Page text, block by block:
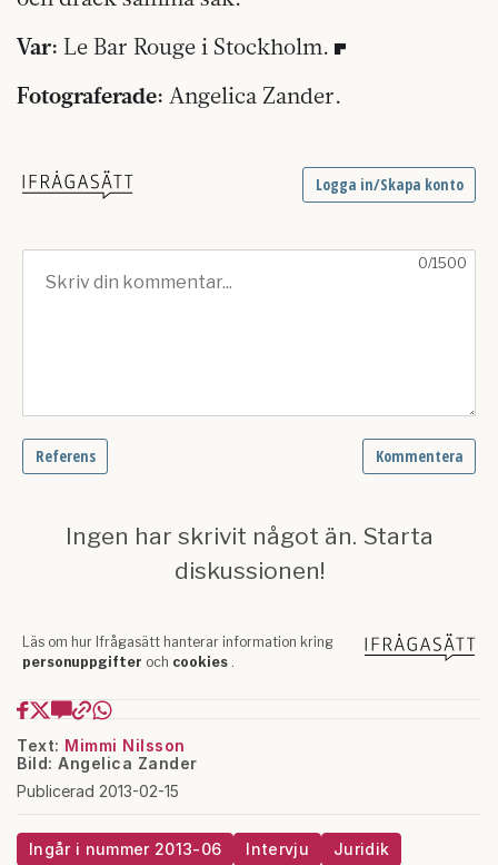
Var: Le Bar Rouge i Stockholm.
Fotograferade: Angelica Zander.
Text: Mimmi Nilsson
Bild: Angelica Zander
Publicerad 2013-02-15
Ingår i nummer 2013-06 Intervju
Juridik